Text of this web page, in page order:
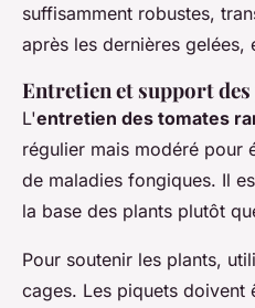
suffisamment robustes,
après les dernières
Entretien et support
L'entretien des tomates
régulier mais modéré pour
de maladies fongiques. Il
la base des plants plutôt
Pour soutenir les plants,
cages. Les piquets doivent